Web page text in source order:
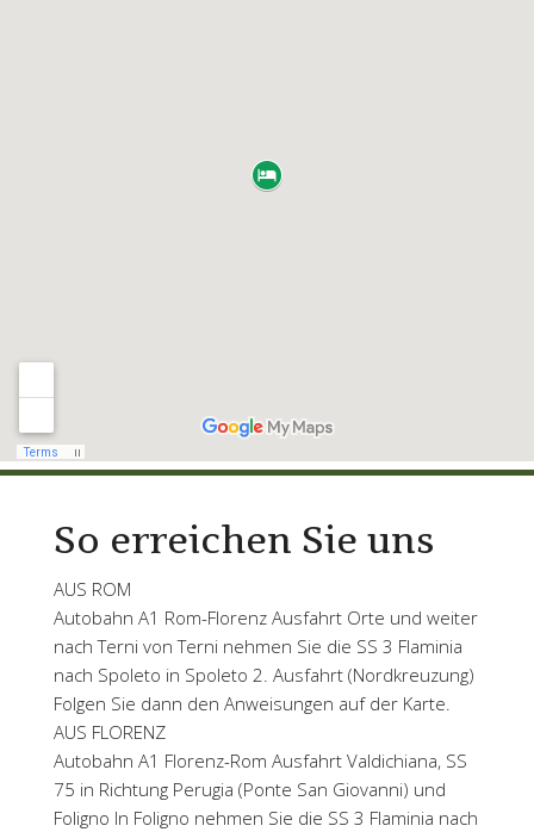
So erreichen Sie uns
AUS ROM
Autobahn A1 Rom-Florenz Ausfahrt Orte und weiter
nach Terni von Terni nehmen Sie die SS 3 Flaminia
nach Spoleto in Spoleto 2. Ausfahrt (Nordkreuzung)
Folgen Sie dann den Anweisungen auf der Karte.
AUS FLORENZ
Autobahn A1 Florenz-Rom Ausfahrt Valdichiana, SS
75 in Richtung Perugia (Ponte San Giovanni) und
Foligno In Foligno nehmen Sie die SS 3 Flaminia nach